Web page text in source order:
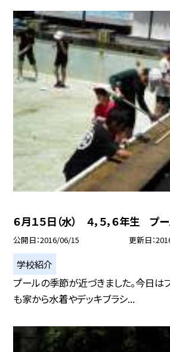
６月１５日（水） ４，５，６年生 プ
公開日 2016/06/15 更新日
学校紹介
プールの季節が近づきました。今日は
も家から水着やデッキブラシ...